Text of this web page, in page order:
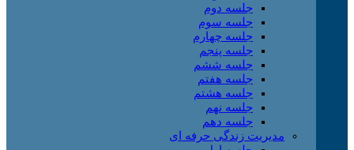
جلسه دوم
جلسه سوم
جلسه چهارم
جلسه پنجم
جلسه ششم
جلسه هفتم
جلسه هشتم
جلسه نهم
جلسه دهم
مدیریت زندگی حرفه ای